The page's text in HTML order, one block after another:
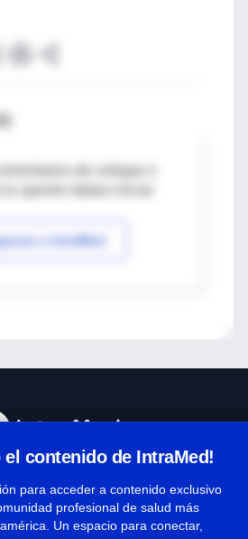
de colegas o
a IntraMed
el contenido de IntraMed!
para acceder a contenido exclusivo
profesional de salud más
Un espacio para conectar,
y condiciones